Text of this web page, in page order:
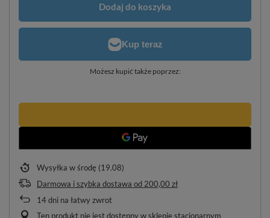
Dodaj do koszyka
Możesz kupić także poprzez:
Wysyłka w środę (19.08)
Darmowa i szybka dostawa od 200,00 zł
14dni na łatwy zwrot
Ten produkt nie jest dostępny w sklepie stacjonarnym